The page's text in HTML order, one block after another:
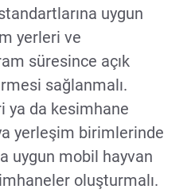
uygun
yerleri ve
süresince açık
sağlanmalı.
ya da kesimhane
yerleşim birimlerinde
uygun mobil hayvan
oluşturmalı.